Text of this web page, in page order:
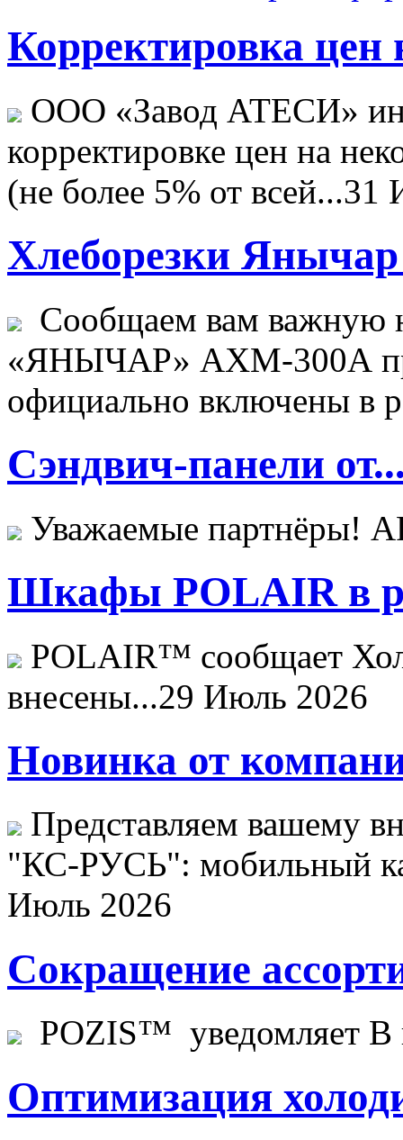
Корректировка цен
ООО «Завод АТЕСИ»
корректировке цен на
(не более 5% от всей...31
Хлеборезки Янычар
Сообщаем вам важную
«ЯНЫЧАР» АХМ-300А
официально включены в
Сэндвич-панели
Уважаемые
Шкафы POLAIR в
POLAIR™ сообщает
внесены...29 Июль 2026
Новинка от
Представляем вашему
"КС-РУСЬ": мобильный
Июль 2026
Сокращение
POZIS™ уведомляет В
Оптимизация